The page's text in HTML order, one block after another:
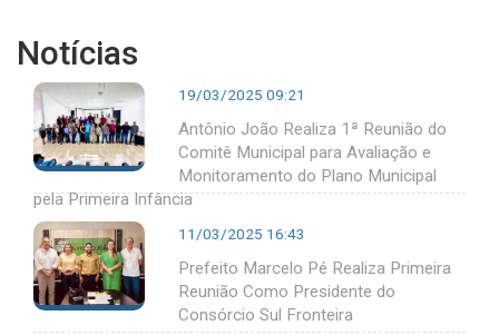
Notícias
19/03/2025 09:21
Antônio João Realiza 1ª Reunião do
Comitê Municipal para Avaliação e
Monitoramento do Plano Municipal
pela Primeira Infância
11/03/2025 16:43
Prefeito Marcelo Pé Realiza Primeira
Reunião Como Presidente do
Consórcio Sul Fronteira